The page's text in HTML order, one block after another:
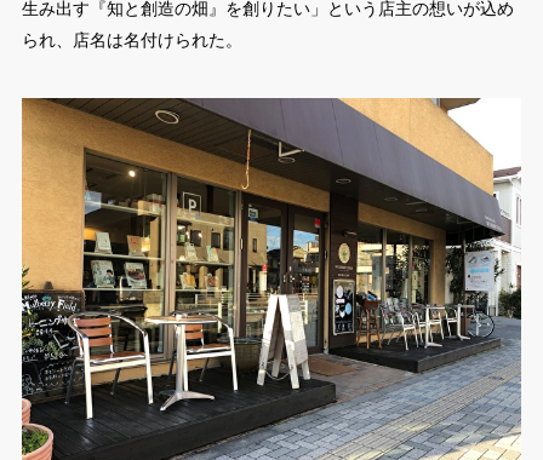
生み出す『知と創造の畑』を創りたい」という店主の想いが込め
られ、店名は名付けられた。